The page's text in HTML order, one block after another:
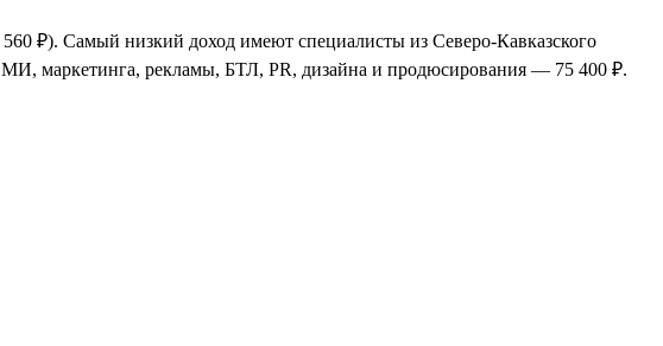
₽). Самый низкий доход имеют специалисты из Северо-Кавказского
маркетинга, рекламы, БТЛ, PR, дизайна и продюсирования — 75 400 ₽.